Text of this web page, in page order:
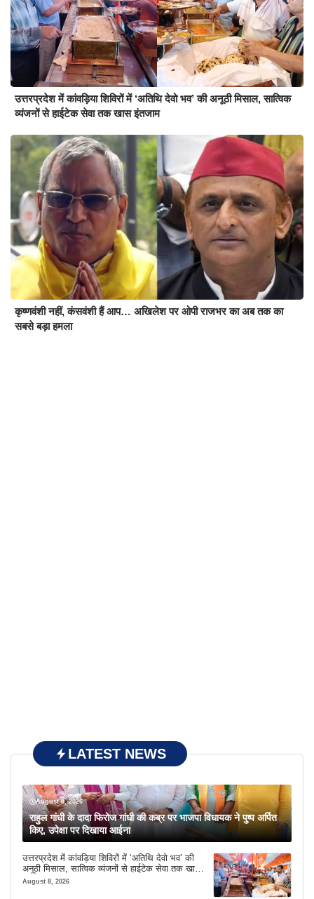
उत्तरप्रदेश में कांवड़िया शिविरों में ‘अतिथि देवो भव’ की अनूठी मिसाल, सात्विक
व्यंजनों से हाईटेक सेवा तक खास इंतजाम
कृष्णवंशी नहीं, कंसवंशी हैं आप… अखिलेश पर ओपी राजभर का अब तक का
सबसे बड़ा हमला
LATEST NEWS
August 8, 2026
राहुल गांधी के दादा फिरोज गांधी की कब्र पर भाजपा विधायक ने पुष्प अर्पित
किए, उपेक्षा पर दिखाया आईना
उत्तरप्रदेश में कांवड़िया शिविरों में ‘अतिथि देवो भव’ की
अनूठी मिसाल, सात्विक व्यंजनों से हाईटेक सेवा तक खास
इंतजाम
August 8, 2026